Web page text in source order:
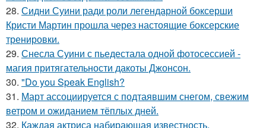
28. Сидни Суини ради роли легендарной боксерши
Кристи Мартин прошла через настоящие боксерские
тренировки.
29. Снесла Суини с пьедестала одной фотосессией -
магия притягательности дакоты Джонсон.
30. "Do you Speak English?
31. Март ассоциируется с подтаявшим снегом, свежим
ветром и ожиданием тёплых дней.
32. Каждая актриса набирающая известность,